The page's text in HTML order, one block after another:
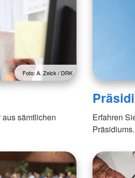
Foto: A. Zelck / DRK
sämtlichen
Erfahren
Präsidiums.